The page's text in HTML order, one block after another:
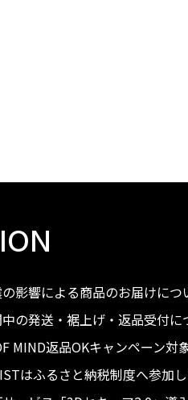
影響による商品のお届けにつ
の発送・裾上げ・返品受付に
MIND返品OKキャンペーン対
はふるさと納税制度へ参加し